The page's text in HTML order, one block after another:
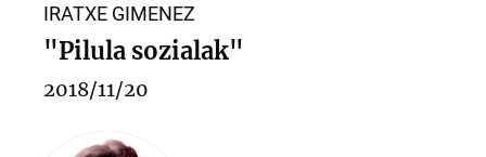
IRATXE GIMENEZ
"Pilula sozialak"
2018/11/20